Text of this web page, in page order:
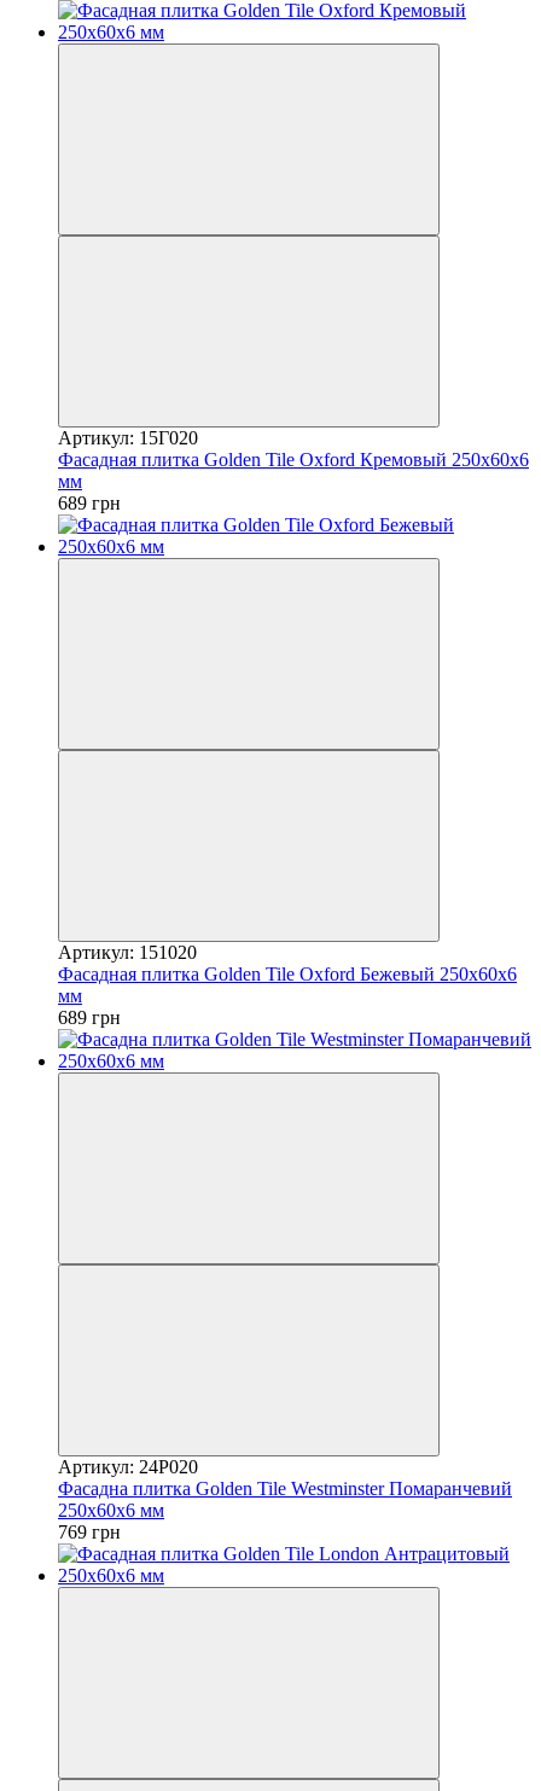
Артикул: 15Г020
Фасадная плитка Golden Tile Oxford Кремовый 250х60х6
мм
689 грн
Артикул: 151020
Фасадная плитка Golden Tile Oxford Бежевый 250х60х6
мм
689 грн
Артикул: 24Р020
Фасадна плитка Golden Tile Westminster Помаранчевий
250х60х6 мм
769 грн